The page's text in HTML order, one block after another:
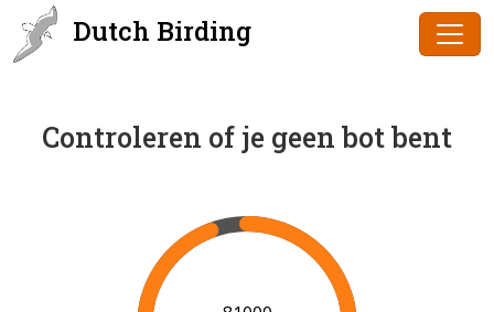
Dutch Birding
Controleren of je geen bot bent